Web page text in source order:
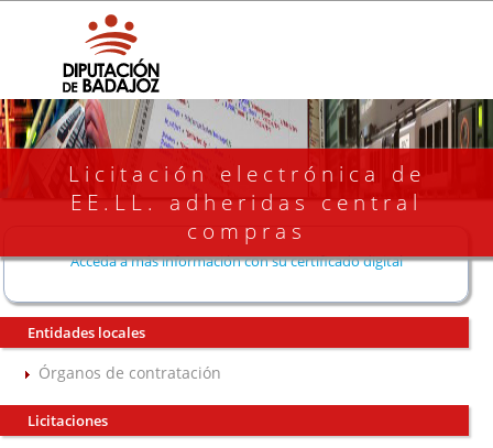
Licitación electrónica de
EE.LL. adheridas central
compras
Acceda a más información con su certificado digital
Entidades locales
Órganos de contratación
Licitaciones